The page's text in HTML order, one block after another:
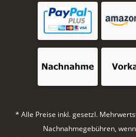
* Alle Preise inkl. gesetzl.
Nachnahmegebühren,